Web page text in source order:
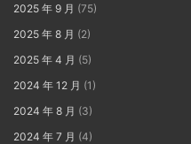
2025 年 9 月 (75)
2025 年 8 月 (2)
2025 年 4 月 (5)
2024 年 12 月 (1)
2024 年 8 月 (3)
2024 年 7 月 (4)